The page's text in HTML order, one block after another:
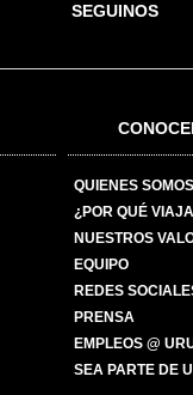
SEGUINOS
QUIENES SOMOS
¿POR QUÉ
NUESTROS
EQUIPO
REDES
PRENSA
EMPLEOS @
SEA PARTE DE